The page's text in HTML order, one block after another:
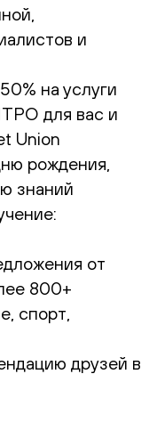
и
на услуги
для вас и
Union
рождения,
знаний
от
800+
спорт,
друзей в